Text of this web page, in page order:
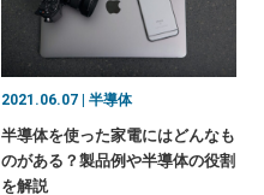
2021.06.07 | 半導体
半導体を使った家電にはどんなも
のがある？製品例や半導体の役割
を解説